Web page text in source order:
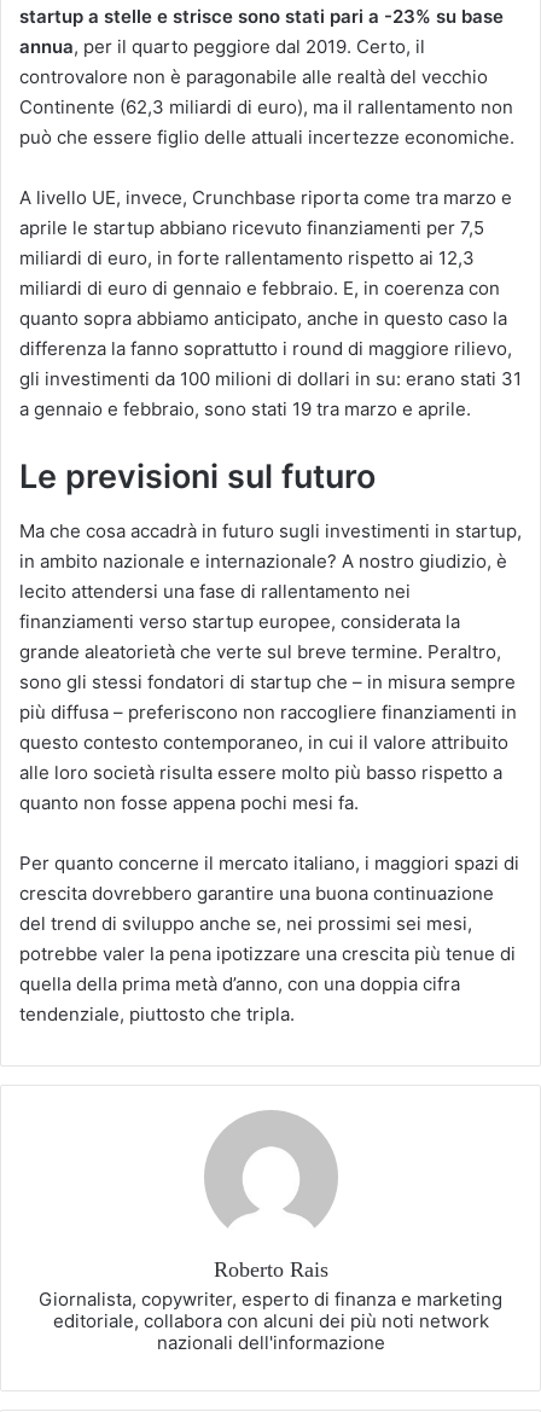
startup a stelle e strisce sono stati pari a -23% su base
annua, per il quarto peggiore dal 2019. Certo, il
controvalore non è paragonabile alle realtà del vecchio
Continente (62,3 miliardi di euro), ma il rallentamento non
può che essere figlio delle attuali incertezze economiche.
A livello UE, invece, Crunchbase riporta come tra marzo e
aprile le startup abbiano ricevuto finanziamenti per 7,5
miliardi di euro, in forte rallentamento rispetto ai 12,3
miliardi di euro di gennaio e febbraio. E, in coerenza con
quanto sopra abbiamo anticipato, anche in questo caso la
differenza la fanno soprattutto i round di maggiore rilievo,
gli investimenti da 100 milioni di dollari in su: erano stati 31
a gennaio e febbraio, sono stati 19 tra marzo e aprile.
Le previsioni sul futuro
Ma che cosa accadrà in futuro sugli investimenti in startup,
in ambito nazionale e internazionale? A nostro giudizio, è
lecito attendersi una fase di rallentamento nei
finanziamenti verso startup europee, considerata la
grande aleatorietà che verte sul breve termine. Peraltro,
sono gli stessi fondatori di startup che – in misura sempre
più diffusa – preferiscono non raccogliere finanziamenti in
questo contesto contemporaneo, in cui il valore attribuito
alle loro società risulta essere molto più basso rispetto a
quanto non fosse appena pochi mesi fa.
Per quanto concerne il mercato italiano, i maggiori spazi di
crescita dovrebbero garantire una buona continuazione
del trend di sviluppo anche se, nei prossimi sei mesi,
potrebbe valer la pena ipotizzare una crescita più tenue di
quella della prima metà d’anno, con una doppia cifra
tendenziale, piuttosto che tripla.
Roberto Rais
Giornalista, copywriter, esperto di finanza e marketing
editoriale, collabora con alcuni dei più noti network
nazionali dell'informazione